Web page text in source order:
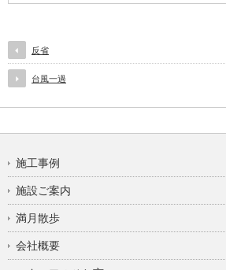
反省
台風一過
施工事例
施設ご案内
満月散歩
会社概要